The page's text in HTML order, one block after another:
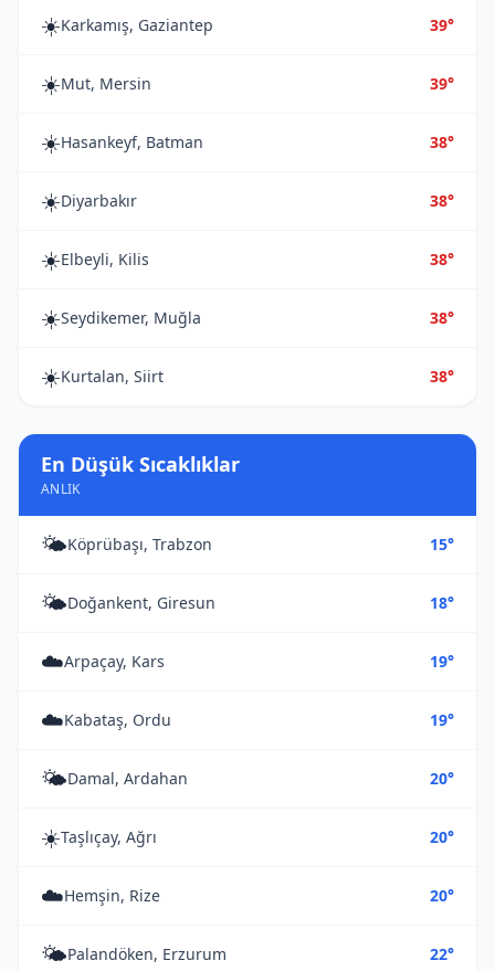
☀️Karkamış, Gaziantep 39°
☀️Mut, Mersin 39°
☀️Hasankeyf, Batman 38°
☀️Diyarbakır 38°
☀️Elbeyli, Kilis 38°
☀️Seydikemer, Muğla 38°
☀️Kurtalan, Siirt 38°
En Düşük Sıcaklıklar
ANLIK
🌤️Köprübaşı, Trabzon 15°
🌤️Doğankent, Giresun 18°
☁️Arpaçay, Kars 19°
☁️Kabataş, Ordu 19°
🌤️Damal, Ardahan 20°
☀️Taşlıçay, Ağrı 20°
☁️Hemşin, Rize 20°
🌤️Palandöken, Erzurum 22°